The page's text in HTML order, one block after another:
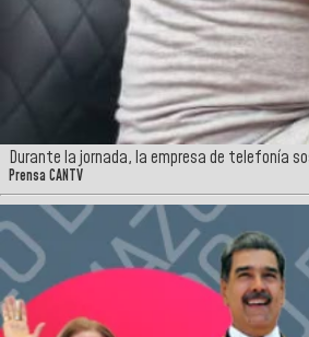
Durante la jornada, la empresa de telefonía
Prensa CANTV